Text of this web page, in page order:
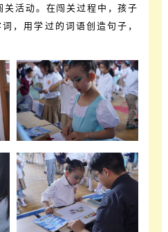
关活动。在闯关过程中，孩子
，用学过的词语创造句子，